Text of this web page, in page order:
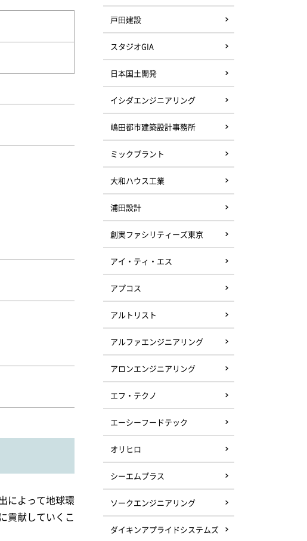
によって地球環
貢献していくこ
戸田建設
スタジオGIA
日本国土開発
イシダエンジニアリング
嶋田都市建築設計事務所
ミックプラント
大和ハウス工業
浦田設計
創実ファシリティーズ東京
アイ・ティ・エス
アプコス
アルトリスト
アルファエンジニアリング
アロンエンジニアリング
エフ・テクノ
エーシーフードテック
オリヒロ
シーエムプラス
ソークエンジニアリング
ダイキンアプライドシステムズ